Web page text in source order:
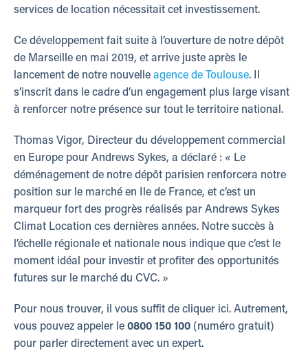
services de location nécessitait cet investissement.
Ce développement fait suite à l’ouverture de notre dépôt
de Marseille en mai 2019, et arrive juste après le
lancement de notre nouvelle agence de Toulouse. Il
s’inscrit dans le cadre d’un engagement plus large visant
à renforcer notre présence sur tout le territoire national.
Thomas Vigor, Directeur du développement commercial
en Europe pour Andrews Sykes, a déclaré : « Le
déménagement de notre dépôt parisien renforcera notre
position sur le marché en Ile de France, et c’est un
marqueur fort des progrès réalisés par Andrews Sykes
Climat Location ces dernières années. Notre succès à
l’échelle régionale et nationale nous indique que c’est le
moment idéal pour investir et profiter des opportunités
futures sur le marché du CVC. »
Pour nous trouver, il vous suffit de cliquer ici. Autrement,
vous pouvez appeler le 0800 150 100 (numéro gratuit)
pour parler directement avec un expert.